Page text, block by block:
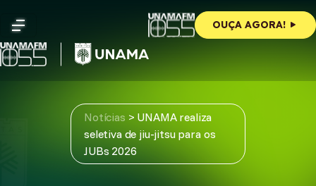
content
OUÇA AGORA!
Notícias > UNAMA realiza
seletiva de jiu-jitsu para os
JUBs 2026